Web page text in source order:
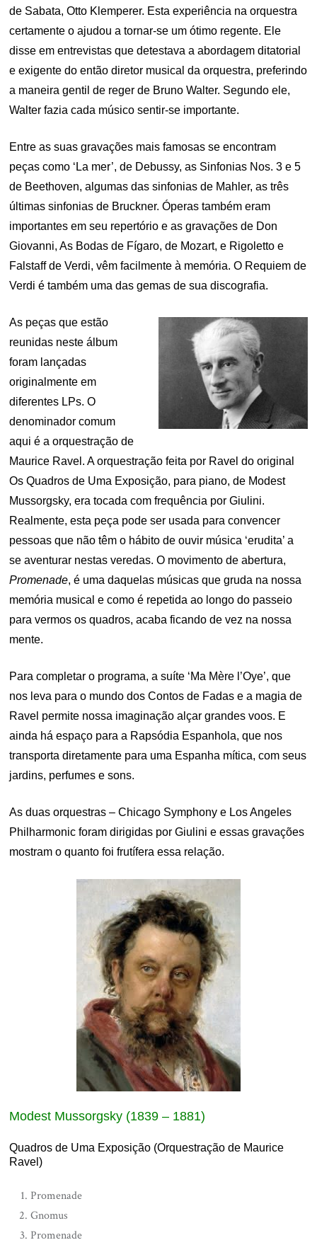
de Sabata, Otto Klemperer. Esta experiência na orquestra
certamente o ajudou a tornar-se um ótimo regente. Ele
disse em entrevistas que detestava a abordagem ditatorial
e exigente do então diretor musical da orquestra, preferindo
a maneira gentil de reger de Bruno Walter. Segundo ele,
Walter fazia cada músico sentir-se importante.
Entre as suas gravações mais famosas se encontram
peças como ‘La mer’, de Debussy, as Sinfonias Nos. 3 e 5
de Beethoven, algumas das sinfonias de Mahler, as três
últimas sinfonias de Bruckner. Óperas também eram
importantes em seu repertório e as gravações de Don
Giovanni, As Bodas de Fígaro, de Mozart, e Rigoletto e
Falstaff de Verdi, vêm facilmente à memória. O Requiem de
Verdi é também uma das gemas de sua discografia.
As peças que estão
reunidas neste álbum
foram lançadas
originalmente em
diferentes LPs. O
denominador comum
aqui é a orquestração de
Maurice Ravel. A orquestração feita por Ravel do original
Os Quadros de Uma Exposição, para piano, de Modest
Mussorgsky, era tocada com frequência por Giulini.
Realmente, esta peça pode ser usada para convencer
pessoas que não têm o hábito de ouvir música ‘erudita’ a
se aventurar nestas veredas. O movimento de abertura,
Promenade, é uma daquelas músicas que gruda na nossa
memória musical e como é repetida ao longo do passeio
para vermos os quadros, acaba ficando de vez na nossa
mente.
Para completar o programa, a suíte ‘Ma Mère l’Oye’, que
nos leva para o mundo dos Contos de Fadas e a magia de
Ravel permite nossa imaginação alçar grandes voos. E
ainda há espaço para a Rapsódia Espanhola, que nos
transporta diretamente para uma Espanha mítica, com seus
jardins, perfumes e sons.
As duas orquestras – Chicago Symphony e Los Angeles
Philharmonic foram dirigidas por Giulini e essas gravações
mostram o quanto foi frutífera essa relação.
Modest Mussorgsky (1839 – 1881)
Quadros de Uma Exposição (Orquestração de Maurice
Ravel)
Promenade
Gnomus
Promenade